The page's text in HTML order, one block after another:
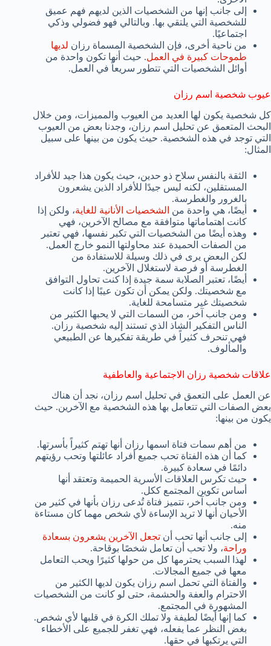
إلى جانب إنها من الشخصيات الذين لديهم فهم عميق
للشخصية التي يلتقي بها. وبالتالي فهو فضولي وذكي
اجتماعيًا.
من ناحية أخرى، فإن الشخصية المسماة رزان لديها
طموحات كبيرة في العمل. حيث أنها تكون واحدة من
أوائل الشخصيات التي تتطور سريعاً في العمل.
عيوب شخصية اسم رزان
كل شخصية يكون لها العديد من العيوب والمميزات، ومن خلال
البحث المتعمق عن تحليل اسم رزان، وجدنا بعض من العيوب
التي توجد في هذه الشخصية. حيث يكون من بينها على سبيل
المثال:
الثقة بالنفس سلاح ذو حدين، حيث يكون هذا جيد للأفراد
المستقلين، لكنه ليس جيدًا للأفراد الذين يشعرون
بالغرور والغطرسة.
أيضًا، هي واحدة من الشخصيات الأنانية للغاية، ولكن إذا
كانت اهتماماتها متوافقة مع مصالح الآخرين، فهي
وهذه أيضًا من الشخصيات التي تكبر نفسها، فهي تعتبر
من الصفات الحميدة عند محاولتها النمو خارج العمل.
لكن البعض يرى في ذلك وسيلة للاستفادة من
الغطرسة أو فرصة لاستغلال الآخرين.
أيضًا، تعتبر الصلابة سمة جيدة إذا كنت تحاول التوافق
مع شخصيتك. ولكن يمكن أن تكون عيبًا إذا كانت
شخصيتك غير متسامحة للغاية.
ومن جانب آخر، من السمات التي لا يحبها الكثير من
الناس التفكير الشاذ الذي تستند إليه شخصية رزان.
فهي تنحرف كثيراً في طريقة تفكيرها عن الطبيعي
والمألوف.
علاقات شخصية رزان الاجتماعية والعاطفية
عن العمل على التعمق في تحليل اسم رزان، نجد أن هناك
بعض الصفات التي تتعامل بها هذه الشخصية مع الآخرين. حيث
يكون من بينها:
من أهم سمات فتاة اسمها رزان أنها تهتم كثيراً بأسرتها.
كما أن هذه الفتاة تحب جميع أفراد عائلتها وتحب رؤيتهم
دائمًا في سعادة كبيرة.
حيث تكرس العلاقات الأسرية الحميمة وتعتقد أنها
أساس تكوين المجتمع ككل.
ومن جانب آخر، تتميز فتاة تُدعى رزان بأنها في كثير من
الأحيان أنها لا تريد الإساءة لأي شخص مهما كان مستاءة
منه.
إلى جانب أنها تحب أن تجعل الآخرين يشعرون بسعادة
وراحة، ولا تحب أن تعامل شخصًا بوقاحة.
لهذا السبب يحترمها كل من حولها كثيرًا ويحب التعامل
معها في جميع المجالات.
والفتاة التي تحمل اسم رزان يكون لديها الكثير من
الاحترام والعفة والحشمة، حتى لو كانت من الشخصيات
المشهورة في المجتمع.
كما إنها أيضًا لطيفة ولا تملك الكرة في قلبها لأي شخص.
بغض النظر عما يفعله، فهي تغفر للجميع على الأخطاء
التي يرتكبها في حقها.